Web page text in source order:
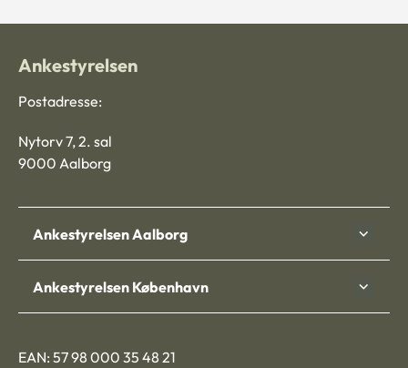
Ankestyrelsen
Postadresse:
Nytorv 7, 2. sal
9000 Aalborg
Ankestyrelsen Aalborg
Ankestyrelsen København
EAN: 57 98 000 35 48 21